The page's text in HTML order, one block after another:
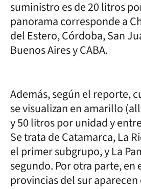
suministro es de 20 litros
panorama corresponde a
del Estero, Córdoba, San
Buenos Aires y CABA.
Además, según el reporte,
se visualizan en amarillo
y 50 litros por unidad y
Se trata de Catamarca, La
el primer subgrupo, y La
segundo. Por otra parte, en
provincias del sur aparecen